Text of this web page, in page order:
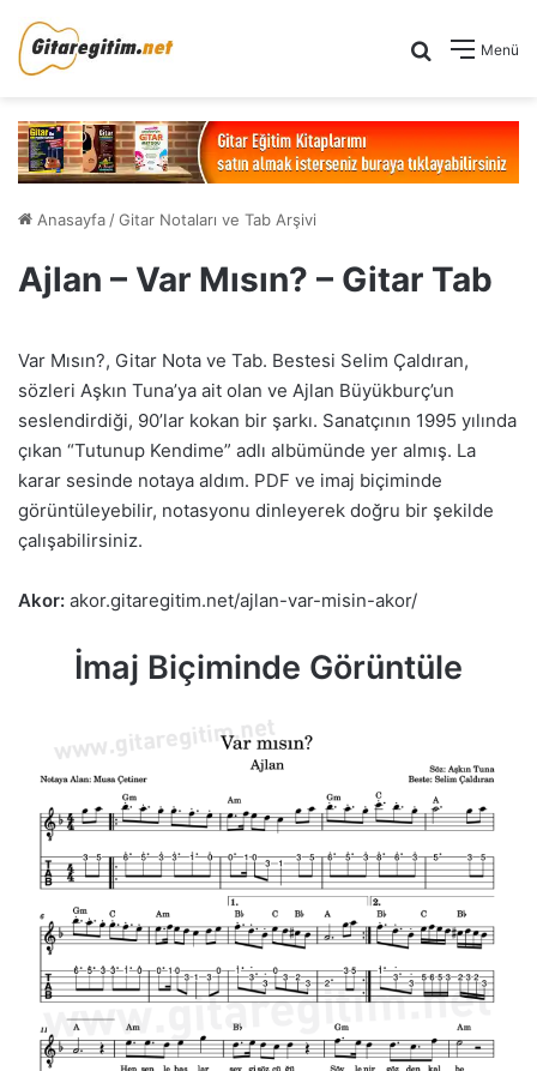
Menü
Arama yap
Anasayfa /Gitar Notaları ve Tab Arşivi
Ajlan – Var Mısın? – Gitar Tab
Var Mısın?, Gitar Nota ve Tab. Bestesi Selim Çaldıran,
sözleri Aşkın Tuna’ya ait olan ve Ajlan Büyükburç’un
seslendirdiği, 90’lar kokan bir şarkı. Sanatçının 1995 yılında
çıkan “Tutunup Kendime” adlı albümünde yer almış. La
karar sesinde notaya aldım. PDF ve imaj biçiminde
görüntüleyebilir, notasyonu dinleyerek doğru bir şekilde
çalışabilirsiniz.
Akor: akor.gitaregitim.net/ajlan-var-misin-akor/
İmaj Biçiminde Görüntüle